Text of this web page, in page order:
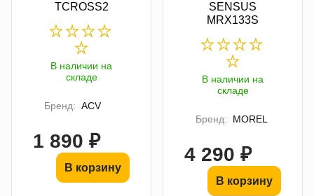
TCROSS2
В наличии на
складе
Бренд: ACV
1 890 ₽
В корзину
SENSUS
MRX133S
В наличии на
складе
Бренд: MOREL
4 290 ₽
В корзину